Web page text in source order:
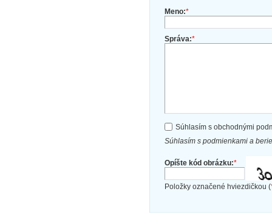
Meno:*
Správa:*
Súhlasím s obchodnými
Súhlasím s podmienkami a
Opíšte kód obrázku:*
Položky označené hviezdičkou (